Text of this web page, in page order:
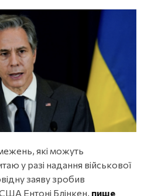
які можуть
у разі надання військової
заяву зробив
Ентоні Блінкен, пише